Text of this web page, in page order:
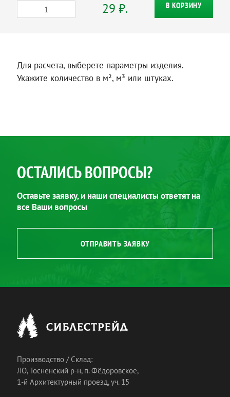
29 ₽. В КОРЗИНУ
Для расчета, выберете параметры изделия.
Укажите количество в м², м³ или штуках.
ОСТАЛИСЬ ВОПРОСЫ?
Оставьте заявку, и наши специалисты ответят на
все Ваши вопросы
ОТПРАВИТЬ ЗАЯВКУ
Производство / Склад:
ЛО, Тосненский р-н, п. Фёдоровское,
1-й Архитектурный проезд, уч. 15